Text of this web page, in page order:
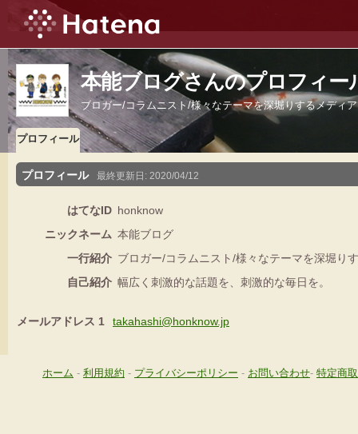
本能ブログさんのプロフィー
ブロガー/コラムニスト/様々なテーマを深堀りするメディ
プロフィール
プロフィール 最終更新日: 2020/04/12
はてなID honknow
ニックネーム 本能ブログ
一行紹介 ブロガー/コラムニスト/様々なテーマを深堀り
自己紹介 幅広く刺激的な話題を、刺激的な毎日を。
メールアドレス 1 takahashi@honknow.jp
ホーム - 利用規約 - プライバシーポリシー - お問い合わせ- 特定商